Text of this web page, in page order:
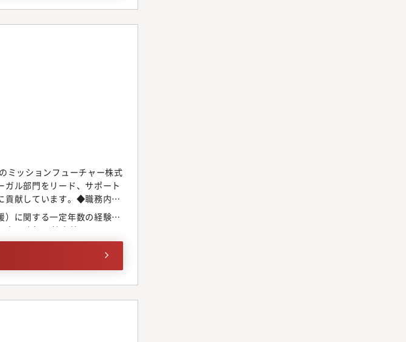
ログラムなどが充実してい
レーニー派遣など）・規模
年次が若い段階でも担当す
採用者も働きやすい環境と
ッションフューチャー株式
ル部門をリード、サポート
貢献しています。◆職務内容
たします。【職務内容の詳
グ、アドバイス、契約交渉
願、登録手続き）・紛争、訴
啓蒙活動（コンプライアン
や全社イベントがある場合
により、各メンバーが自身
）に関する一定年数の経験
以上）・社内外のコミュニ
明ができること）・IT業界で